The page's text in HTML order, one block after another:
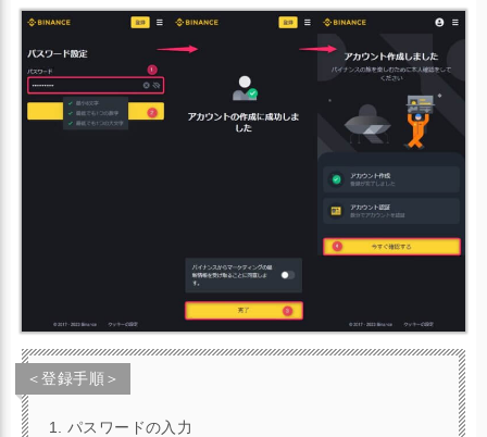
＜登録手順＞
パスワードの入力